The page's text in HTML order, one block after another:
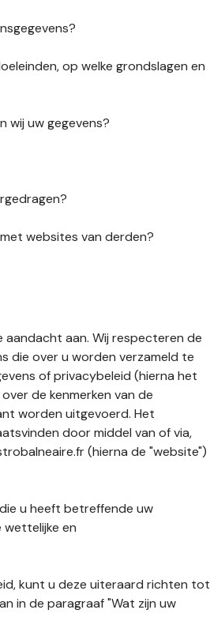
op welke grondslagen en
wij uw gegevens?
websites van derden?
aan. Wij respecteren de
die over u worden verzameld te
of privacybeleid (hierna het
de kenmerken van de
worden uitgevoerd. Het
door middel van of via,
(hierna de "website")
u heeft betreffende uw
wettelijke en
kunt u deze uiteraard richten tot
in de paragraaf "Wat zijn uw